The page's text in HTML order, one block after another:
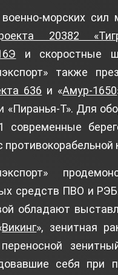
морских сил
20382
и скоростные
также
636 и «Амур-1650
«Пиранья-Т». Для
современные
средств ПВО и
обладают
Викинг», зенитная
себя при